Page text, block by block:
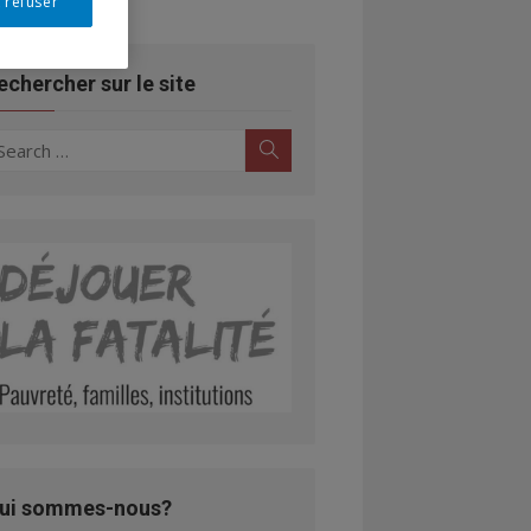
sur le site
sommes-nous?